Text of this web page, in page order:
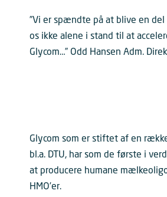
”Vi er spændte på at blive en del
os ikke alene i stand til at
Glycom…” Odd Hansen Adm.
Glycom som er stiftet af en
bl.a. DTU, har som de første i
at producere humane
HMO’er.